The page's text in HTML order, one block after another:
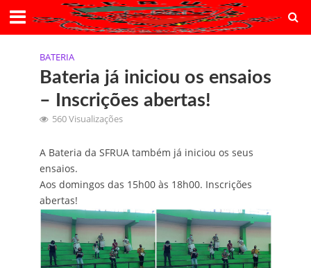
BATERIA
Bateria já iniciou os ensaios
– Inscrições abertas!
560 Visualizações
A Bateria da SFRUA também já iniciou os seus
ensaios.
Aos domingos das 15h00 às 18h00. Inscrições
abertas!